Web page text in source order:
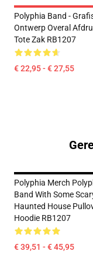
Polyphia Band -
Ontwerp Overal
Tote Zak RB1207
€ 22,95 - € 27,55
Polyphia Merch
Band With Some
Haunted House
Hoodie RB1207
€ 39,51 - € 45,95